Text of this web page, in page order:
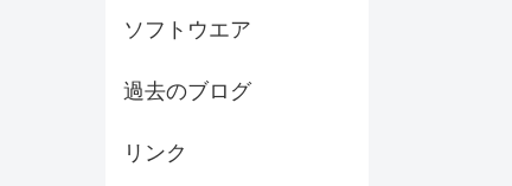
ソフトウエア
過去のブログ
リンク